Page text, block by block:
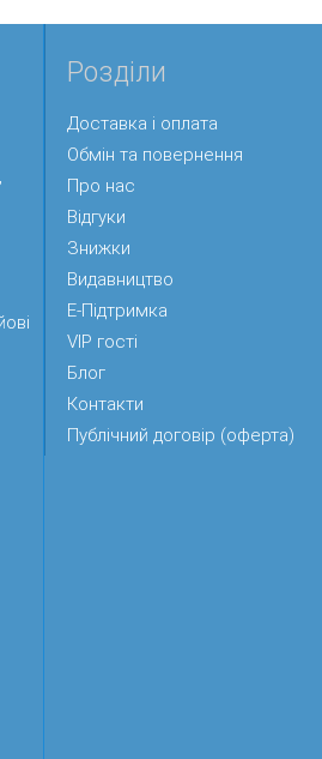
Розділи
Доставка і оплата
Обмін та повернення
Про нас
Відгуки
Знижки
Видавництво
Е-Підтримка
VIP гості
Блог
Контакти
Публічний договір (оферта)